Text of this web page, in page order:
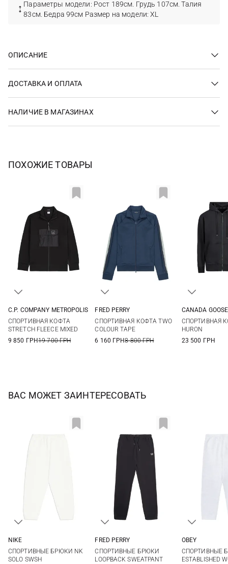
Параметры модели: Рост 189см. Грудь 107см. Талия
83см. Бедра 99см Размер на модели: XL
ОПИСАНИЕ
ДОСТАВКА И ОПЛАТА
НАЛИЧИЕ В МАГАЗИНАХ
ПОХОЖИЕ ТОВАРЫ
C.P. COMPANY METROPOLIS
СПОРТИВНАЯ КОФТА
STRETCH FLEECE MIXED
9 850 ГРН19 700 ГРН
FRED PERRY
СПОРТИВНАЯ КОФТА TWO
COLOUR TAPE
6 160 ГРН8 800 ГРН
CANADA GOOSE
СПОРТИВНАЯ
HURON
23 500 ГРН
ВАС МОЖЕТ ЗАИНТЕРЕСОВАТЬ
XL
NIKE
СПОРТИВНЫЕ БРЮКИ NK
SOLO SWSH
FRED PERRY
СПОРТИВНЫЕ БРЮКИ
LOOPBACK SWEATPANT
XL
OBEY
СПОРТИВНЫЕ
ESTABLISHED